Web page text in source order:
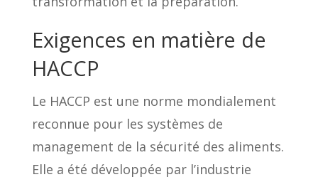
Exigences en matière de
HACCP
Le HACCP est une norme mondialement
reconnue pour les systèmes de
management de la sécurité des aliments.
Elle a été développée par l’industrie